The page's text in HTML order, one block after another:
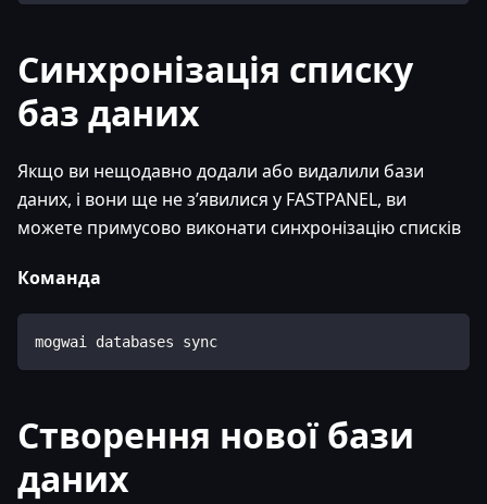
Синхронізація списку
баз даних
Якщо ви нещодавно додали або видалили бази
даних, і вони ще не з’явилися у FASTPANEL, ви
можете примусово виконати синхронізацію списків
Команда
mogwai databases sync
Створення нової бази
даних